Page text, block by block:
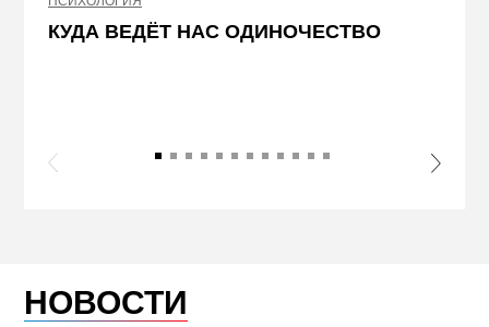
КУДА ВЕДЁТ НАС ОДИНОЧЕСТВО
Slide
Next
НОВОСТИ